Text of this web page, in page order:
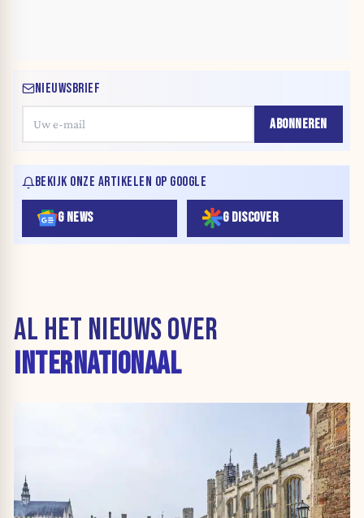
NIEUWSBRIEF
ABONNEREN
BEKIJK ONZE ARTIKELEN OP GOOGLE
G NEWS G DISCOVER
AL HET NIEUWS OVER
INTERNATIONAAL